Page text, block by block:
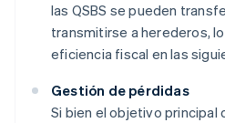
las QSBS se pueden
transmitirse a herederos,
eficiencia fiscal en las
Gestión de pérdidas
Si bien el objetivo principal